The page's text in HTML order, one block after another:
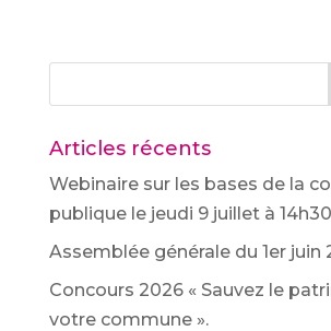
Articles récents
Webinaire sur les bases de la
publique le jeudi 9 juillet à
Assemblée générale du 1er juin
Concours 2026 « Sauvez le
votre commune ».